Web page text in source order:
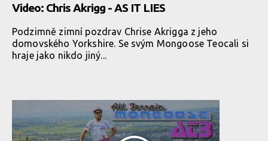
Video: Chris Akrigg - AS IT LIES
Podzimně zimní pozdrav Chrise Akrigga z jeho
domovského Yorkshire. Se svým Mongoose Teocali si
hraje jako nikdo jiný...